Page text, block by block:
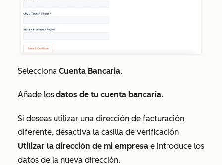
Selecciona Cuenta Bancaria.
Añade los datos de tu cuenta bancaria.
Si deseas utilizar una dirección de facturación
diferente, desactiva la casilla de verificación
Utilizar la dirección de mi empresa e introduce los
datos de la nueva dirección.